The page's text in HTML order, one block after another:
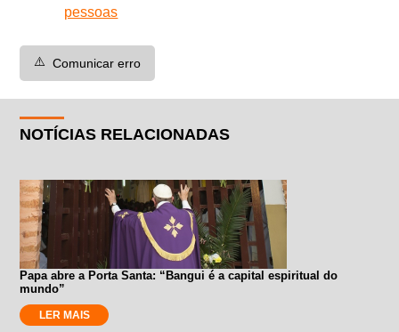
pessoas
⚠️ Comunicar erro
NOTÍCIAS RELACIONADAS
Papa abre a Porta Santa: “Bangui é a capital espiritual do
mundo”
LER MAIS